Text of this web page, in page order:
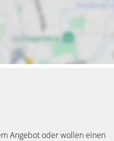
Angebot oder wollen einen